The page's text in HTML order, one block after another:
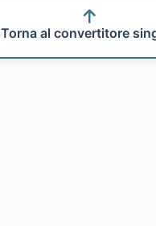
Torna al convertitore